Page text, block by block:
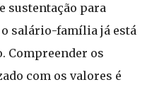
sustentação para
salário-família já está
Compreender os
com os valores é